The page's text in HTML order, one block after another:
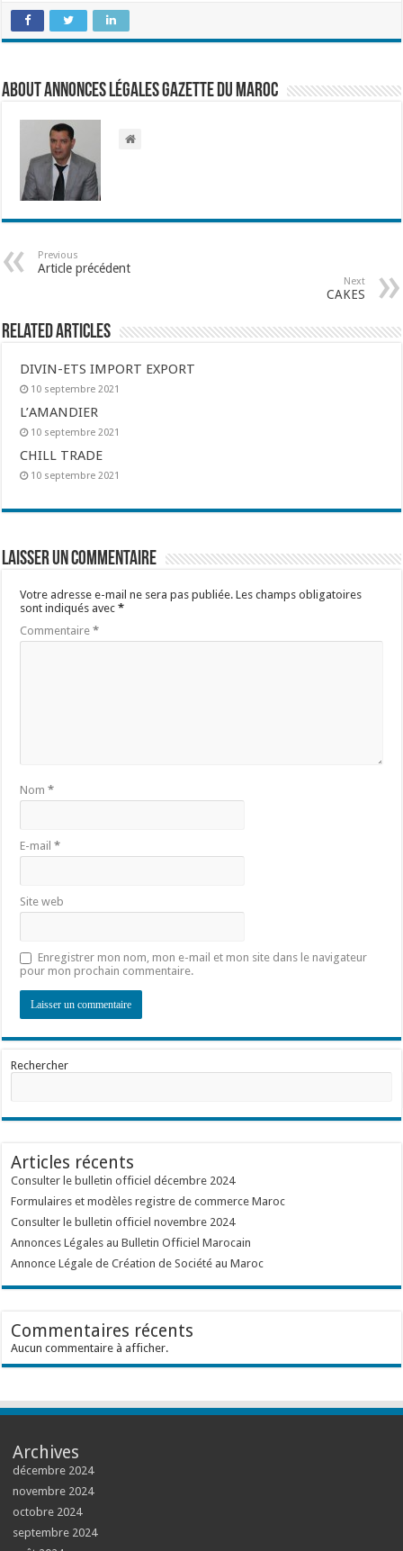
About Annonces légales Gazette du Maroc
Previous
Article précédent
Next
CAKES
Related Articles
DIVIN-ETS IMPORT EXPORT
10 septembre 2021
L’AMANDIER
10 septembre 2021
CHILL TRADE
10 septembre 2021
Laisser un commentaire
Votre adresse e-mail ne sera pas publiée. Les champs obligatoires
sont indiqués avec*
Commentaire*
Nom*
E-mail*
Site web
Enregistrer mon nom, mon e-mail et mon site dans le navigateur
pour mon prochain commentaire.
Rechercher
Articles récents
Consulter le bulletin officiel décembre 2024
Formulaires et modèles registre de commerce Maroc
Consulter le bulletin officiel novembre 2024
Annonces Légales au Bulletin Officiel Marocain
Annonce Légale de Création de Société au Maroc
Commentaires récents
Aucun commentaire à afficher.
Archives
décembre 2024
novembre 2024
octobre 2024
septembre 2024